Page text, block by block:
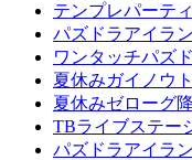
テンプレパーテ
パズドラアイラ
ワンタッチパズ
夏休みガイノウ
夏休みゼローグ
TBライブステー
パズドラアイラ